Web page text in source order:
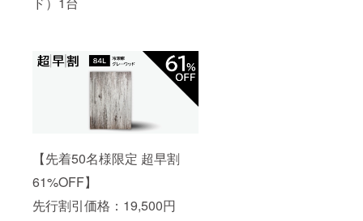
【先着50名様限定 超早割
61%OFF】
先行割引価格：19,500円